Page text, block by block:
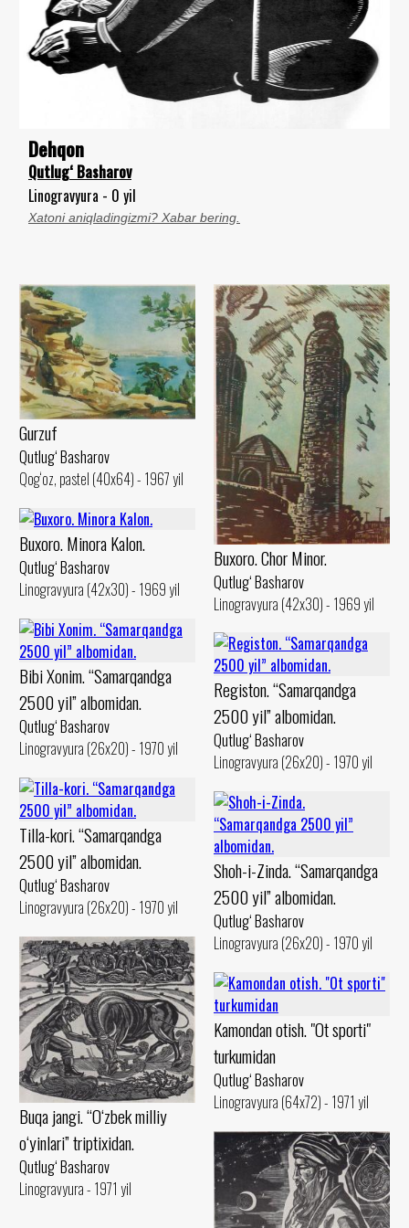
Dehqon
Qutlug‘ Basharov
Linogravyura - 0 yil
Xatoni aniqladingizmi? Xabar bering.
Gurzuf
Qutlug‘ Basharov
Qog‘oz, pastel (40x64) - 1967 yil
Buxoro. Chor Minor.
Qutlug‘ Basharov
Linogravyura (42x30) - 1969 yil
Buxoro. Minora Kalon.
Qutlug‘ Basharov
Linogravyura (42x30) - 1969 yil
Bibi Xonim. “Samarqandga
2500 yil” albomidan.
Qutlug‘ Basharov
Linogravyura (26x20) - 1970 yil
Registon. “Samarqandga
2500 yil” albomidan.
Qutlug‘ Basharov
Linogravyura (26x20) - 1970 yil
Tilla-kori. “Samarqandga
2500 yil” albomidan.
Qutlug‘ Basharov
Linogravyura (26x20) - 1970 yil
Shoh-i-Zinda. “Samarqandga
2500 yil” albomidan.
Qutlug‘ Basharov
Linogravyura (26x20) - 1970 yil
Buqa jangi. “O‘zbek milliy
o‘yinlari” triptixidan.
Qutlug‘ Basharov
Linogravyura - 1971 yil
Kamondan otish. "Ot sporti"
turkumidan
Qutlug‘ Basharov
Linogravyura (64x72) - 1971 yil